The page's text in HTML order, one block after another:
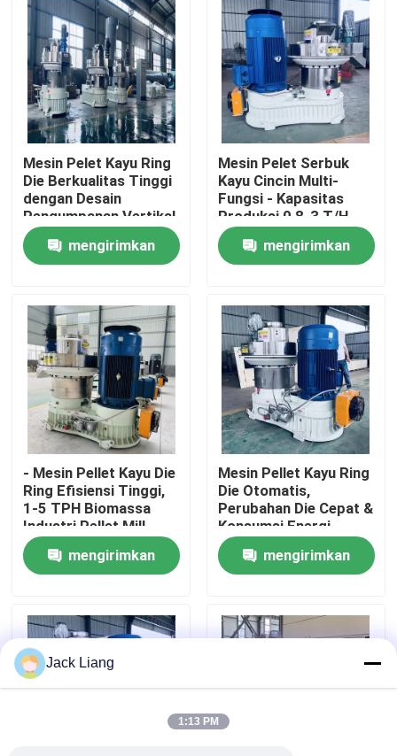
Rumah
Tampilan VR
Tentang kita
Wisata pabrik
Kontrol kualitas
Hubungi kami
Quote request suatu
Mesin Pabrik Pelet
Mesin Pelet Kayu Ring
Die Berkualitas Tinggi
dengan Desain
Pengumpanan Vertikal
dan Sistem Pelumasan
Otomatis untuk Pelet
Biomassa
mengirimkan
Mesin Pelet Serbuk
Kayu Cincin Multi-
Fungsi - Kapasitas
Produksi 0,8-3 T/H
mengirimkan
- Mesin Pellet Kayu Die
Ring Efisiensi Tinggi,
1-5 TPH Biomassa
Industri Pellet Mill
untuk Serbuk gergaji /
Limbah Pertanian
mengirimkan
Mesin Pellet Kayu Ring
Die Otomatis,
Perubahan Die Cepat &
Konsumsi Energi
Rendah untuk Pabrik
Pellet Biomassa
mengirimkan
Jack Liang
1:13 PM